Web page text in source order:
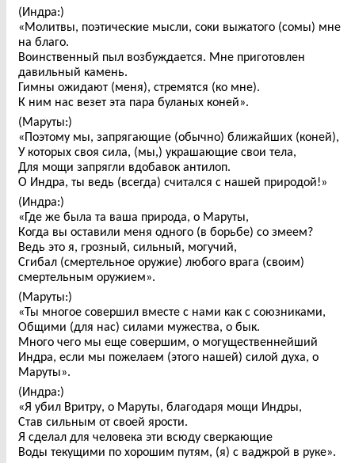
(Индра:)
«Молитвы, поэтические мысли, соки выжатого (сомы) мне
на благо.
Воинственный пыл возбуждается. Мне приготовлен
давильный камень.
Гимны ожидают (меня), стремятся (ко мне).
К ним нас везет эта пара буланых коней».
(Маруты:)
«Поэтому мы, запрягающие (обычно) ближайших (коней),
У которых своя сила, (мы,) украшающие свои тела,
Для мощи запрягли вдобавок антилоп.
О Индра, ты ведь (всегда) считался с нашей природой!»
(Индра:)
«Где же была та ваша природа, о Маруты,
Когда вы оставили меня одного (в борьбе) со змеем?
Ведь это я, грозный, сильный, могучий,
Сгибал (смертельное оружие) любого врага (своим)
смертельным оружием».
(Маруты:)
«Ты многое совершил вместе с нами как с союзниками,
Общими (для нас) силами мужества, о бык.
Много чего мы еще совершим, о могущественнейший
Индра, если мы пожелаем (этого нашей) силой духа, о
Маруты».
(Индра:)
«Я убил Вритру, о Маруты, благодаря мощи Индры,
Став сильным от своей ярости.
Я сделал для человека эти всюду сверкающие
Воды текущими по хорошим путям, (я) с ваджрой в руке».